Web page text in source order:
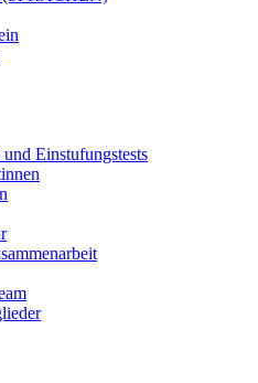
Einstufungstests